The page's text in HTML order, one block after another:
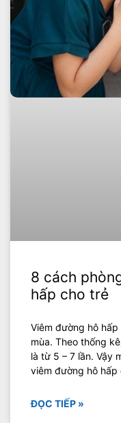
8 cách
hấp cho trẻ
Viêm đường hô
mùa. Theo thống
là từ 5 – 7 lần. Vậy
viêm đường hô
ĐỌC TIẾP »